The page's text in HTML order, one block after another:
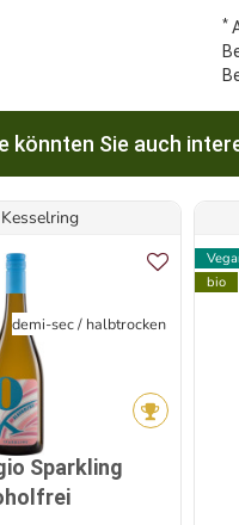
*
könnten Sie auch
demi-sec / halbtrocken
Sparkling
bio